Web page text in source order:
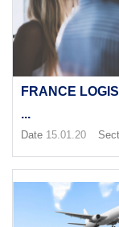
FRANCE
...
Date 15.01.20